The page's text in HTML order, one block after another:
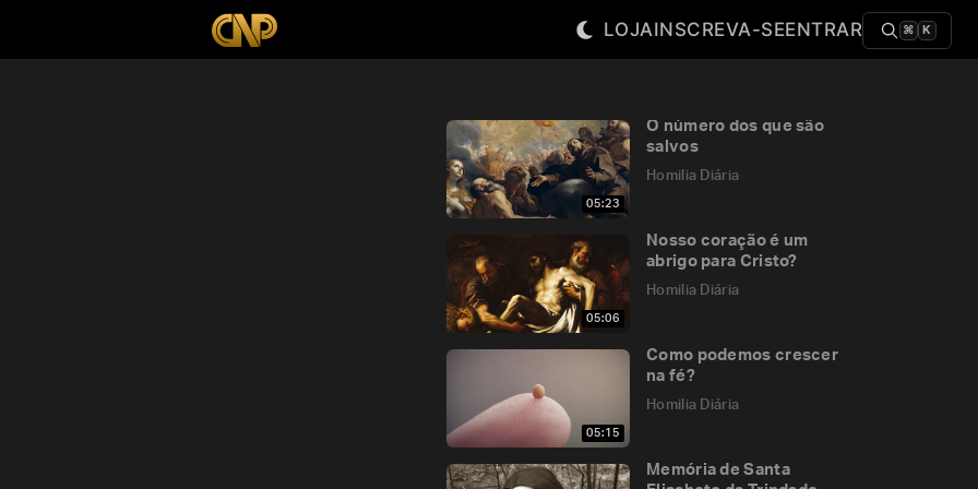
LOJAINSCREVA-SEENTRAR ⌘ K
05:23
O número dos que são
salvos
Homilia Diária
05:06
Nosso coração é um
abrigo para Cristo?
Homilia Diária
05:15
Como podemos crescer
na fé?
Homilia Diária
Memória de Santa